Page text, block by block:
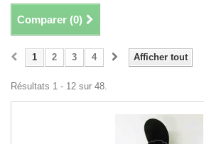
Comparer (0)
Afficher tout
1 2 3 4
Résultats 1 - 12 sur 48.